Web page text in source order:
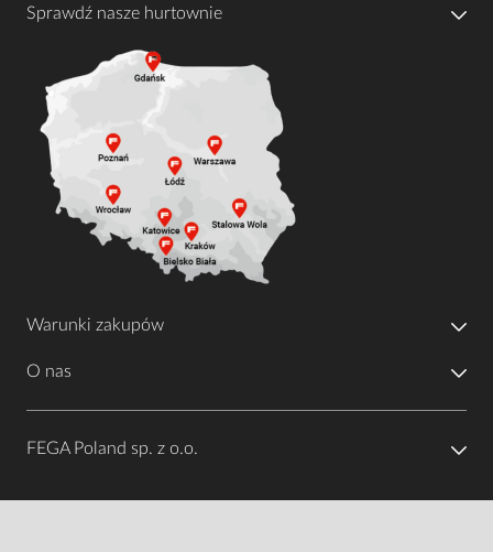
Sprawdź nasze hurtownie
Warunki zakupów
O nas
FEGA Poland sp. z o.o.